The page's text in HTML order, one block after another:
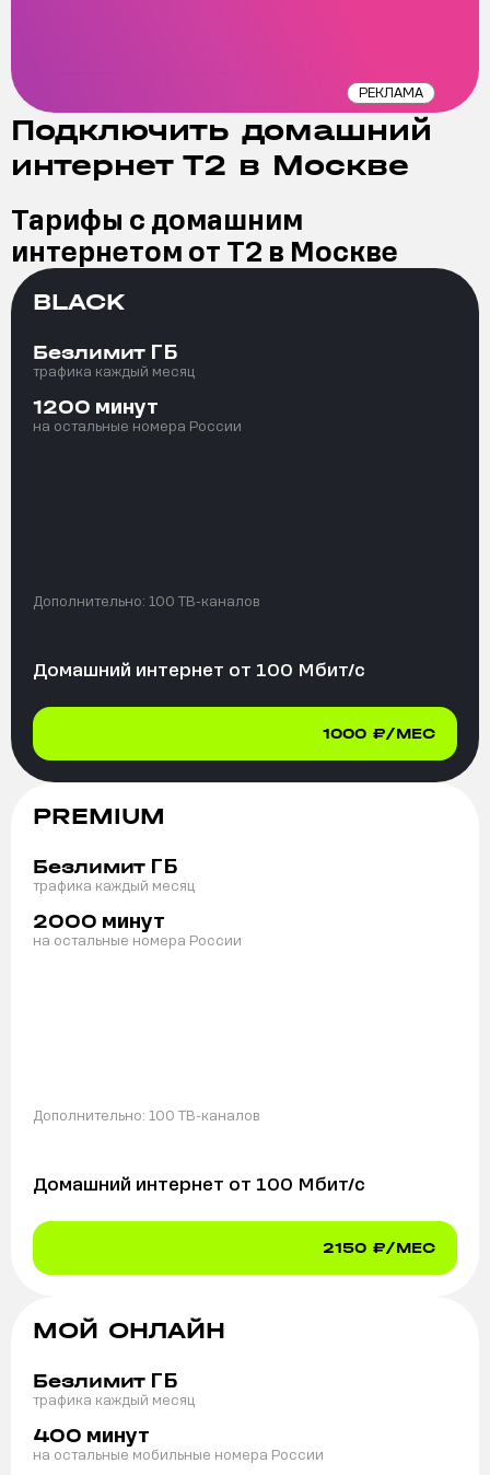
РЕКЛАМА
Подключить домашний
интернет Т2 в Москве
Тарифы с домашним
интернетом от Т2 в Москве
BLACK
Безлимит ГБ
трафика каждый месяц
1200 минут
на остальные номера России
Дополнительно: 100 ТВ-каналов
Домашний интернет от 100 Мбит/с
1000 ₽/МЕС
PREMIUM
Безлимит ГБ
трафика каждый месяц
2000 минут
на остальные номера России
Дополнительно: 100 ТВ-каналов
Домашний интернет от 100 Мбит/с
2150 ₽/МЕС
МОЙ ОНЛАЙН
Безлимит ГБ
трафика каждый месяц
400 минут
на остальные мобильные номера России